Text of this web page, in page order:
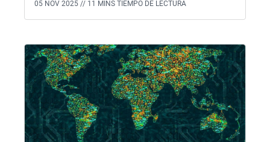
05 NOV 2025 // 11 MINS TIEMPO DE LECTURA